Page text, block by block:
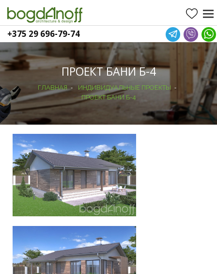
+375 29 696-79-74
ПРОЕКТ БАНИ Б-4
ГЛАВНАЯ - ИНДИВИДУАЛЬНЫЕ ПРОЕКТЫ -
ПРОЕКТ БАНИ Б-4